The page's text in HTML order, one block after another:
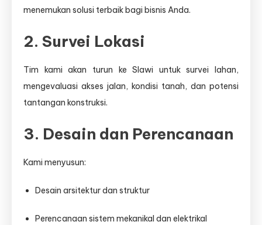
menemukan solusi terbaik bagi bisnis Anda.
2. Survei Lokasi
Tim kami akan turun ke Slawi untuk survei lahan,
mengevaluasi akses jalan, kondisi tanah, dan potensi
tantangan konstruksi.
3. Desain dan Perencanaan
Kami menyusun:
Desain arsitektur dan struktur
Perencanaan sistem mekanikal dan elektrikal